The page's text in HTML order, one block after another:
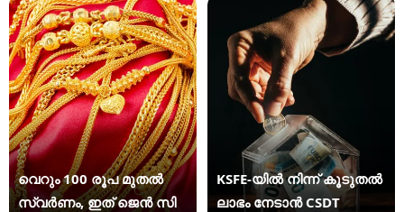
വെറും 100 രൂപ മുതല്‍
സ്വർണം, ഇത് ജെൻ സി
KSFE-യില്‍ നിന്ന് കൂടുതല്‍
ലാഭം നേടാന്‍ CSDT